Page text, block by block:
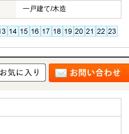
一戸建て/木造